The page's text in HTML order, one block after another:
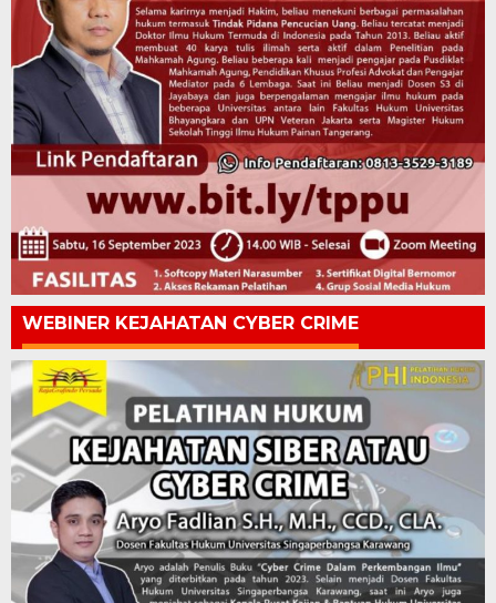
WEBINER KEJAHATAN CYBER CRIME